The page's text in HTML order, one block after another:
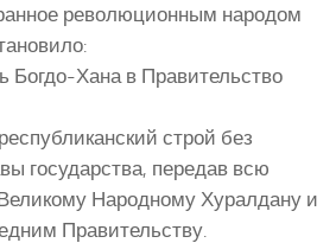
революционным народом
Богдо-Хана в Правительство
строй без
государства, передав всю
Народному Хуралдану и
Правительству.